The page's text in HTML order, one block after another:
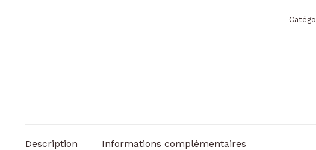
à
Description Informations complémentaires